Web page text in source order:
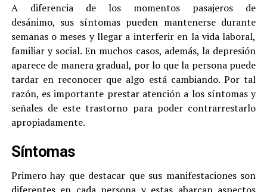
A diferencia de los momentos pasajeros de
desánimo, sus síntomas pueden mantenerse durante
semanas o meses y llegar a interferir en la vida laboral,
familiar y social. En muchos casos, además, la depresión
aparece de manera gradual, por lo que la persona puede
tardar en reconocer que algo está cambiando. Por tal
razón, es importante prestar atención a los síntomas y
señales de este trastorno para poder contrarrestarlo
apropiadamente.
Síntomas
Primero hay que destacar que sus manifestaciones son
diferentes en cada persona y estas abarcan aspectos